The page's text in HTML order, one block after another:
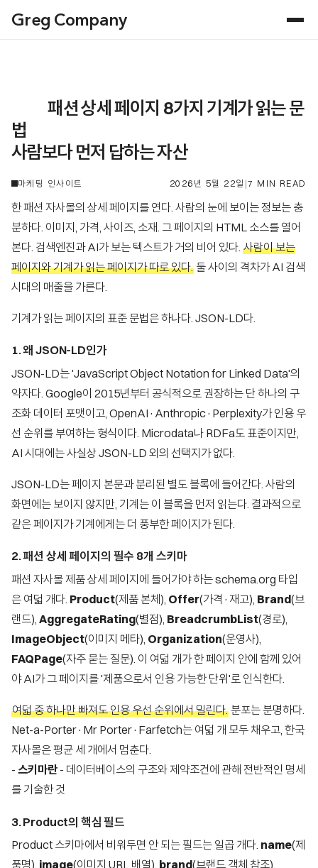
Greg Company
패션 상세 페이지 8가지 기계가 읽는 문
법
사람보다 먼저 답하는 자산
마케팅 인사이트 2026년 5월 22일 |7 MIN READ
한 패션 자사몰의 상세 페이지를 연다. 사람의 눈에 보이는 정보는 충
분하다. 이미지, 가격, 사이즈, 소재. 그 페이지의 HTML 소스를 열어
본다. 검색엔진과 AI가 보는 텍스트가 거의 비어 있다. 사람이 보는
페이지와 기계가 읽는 페이지가 따로 있다.둘 사이의 격차가 AI 검색
시대의 매출을 가른다.
기계가 읽는 페이지의 표준 문법은 하나다. JSON-LD다.
1. 왜 JSON-LD인가
JSON-LD는 'JavaScript Object Notation for Linked Data'의
약자다. Google이 2015년부터 공식적으로 권장하는 단 하나의 구
조화 데이터 포맷이고, OpenAI·Anthropic·Perplexity가 인용 우
선 순위를 부여하는 형식이다. Microdata나 RDFa도 표준이지만,
AI 시대에는 사실상 JSON-LD 외의 선택지가 없다.
JSON-LD는 페이지 본문과 분리된 별도 블록에 들어간다. 사람의
화면에는 보이지 않지만, 기계는 이 블록을 먼저 읽는다. 결과적으로
같은 페이지가 기계에게는 더 풍부한 페이지가 된다.
2. 패션 상세 페이지의 필수 8개 스키마
패션 자사몰 제품 상세 페이지에 들어가야 하는 schema.org 타입
은 여덟 개다. Product(제품 본체), Offer(가격·재고), Brand(브
랜드), AggregateRating(별점), BreadcrumbList(경로),
ImageObject(이미지 메타), Organization(운영사),
FAQPage(자주 묻는 질문). 이 여덟 개가 한 페이지 안에 함께 있어
야 AI가 그 페이지를 '제품으로서 인용 가능한 단위'로 인식한다.
여덟 중 하나만 빠져도 인용 우선 순위에서 밀린다.분포는 분명하다.
Net-a-Porter·Mr Porter·Farfetch는 여덟 개 모두 채우고, 한국
자사몰은 평균 세 개에서 멈춘다.
- 스키마란 - 데이터베이스의 구조와 제약조건에 관해 전반적인 명세
를 기술한 것
3. Product의 핵심 필드
Product 스키마에서 비워두면 안 되는 필드는 일곱 개다. name(제
품명), image(이미지 URL 배열), brand(브랜드 객체 참조),